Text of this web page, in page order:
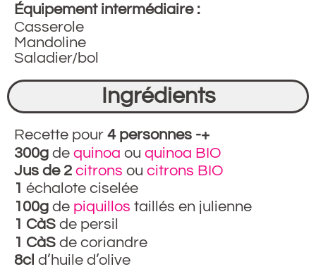
Équipement intermédiaire :
Casserole
Mandoline
Saladier/bol
Ingrédients
Recette pour 4 personnes -+
300g de quinoa ou quinoa BIO
Jus de 2 citrons ou citrons BIO
1 échalote ciselée
100g de piquillos taillés en julienne
1 CàS de persil
1 CàS de coriandre
8cl d’huile d’olive